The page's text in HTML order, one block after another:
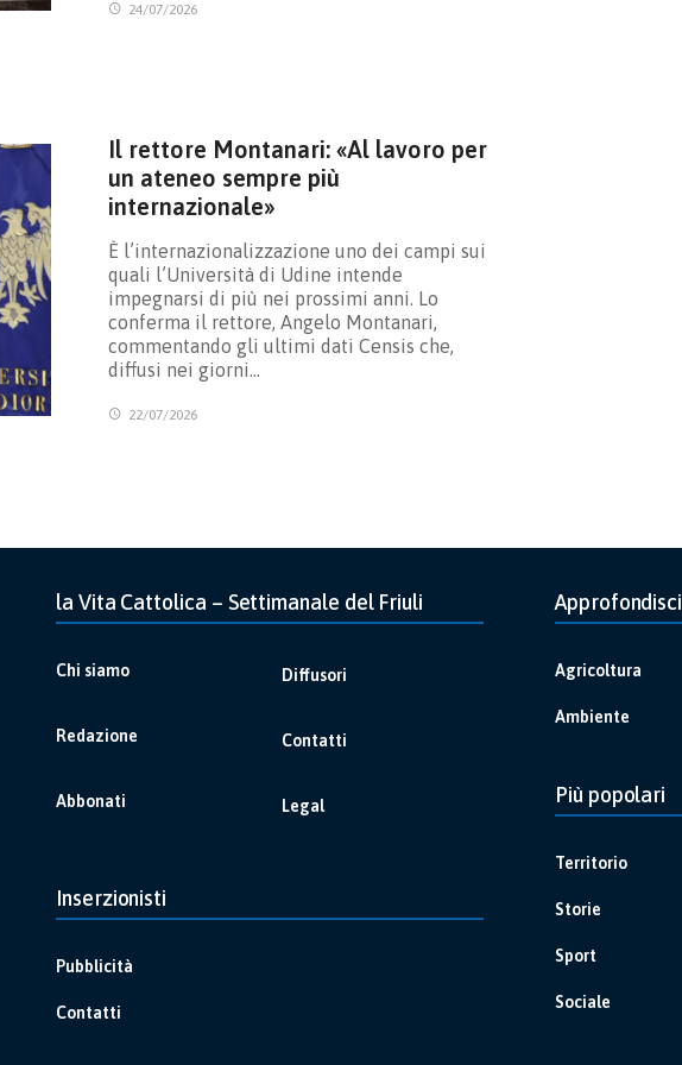
24/07/2026
Il rettore Montanari: «Al lavoro per
un ateneo sempre più
internazionale»
È l’internazionalizzazione uno dei campi sui
quali l’Università di Udine intende
impegnarsi di più nei prossimi anni. Lo
conferma il rettore, Angelo Montanari,
commentando gli ultimi dati Censis che,
diffusi nei giorni…
22/07/2026
la Vita Cattolica – Settimanale del Friuli
Chi siamo
Redazione
Abbonati
Diffusori
Contatti
Legal
Inserzionisti
Pubblicità
Contatti
Approfondisci
Agricoltura
Ambiente
Più popolari
Territorio
Storie
Sport
Sociale